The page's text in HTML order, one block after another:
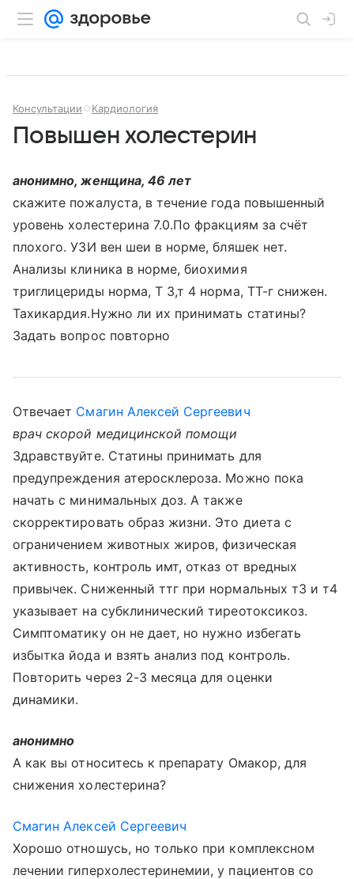
Консультации Кардиология
Повышен холестерин
анонимно, женщина, 46 лет
скажите пожалуста, в течение года повышенный
уровень холестерина 7.0.По фракциям за счёт
плохого. УЗИ вен шеи в норме, бляшек нет.
Анализы клиника в норме, биохимия
триглицериды норма, Т 3,т 4 норма, ТТ-г снижен.
Тахикардия.Нужно ли их принимать статины?
Задать вопрос повторно
Отвечает Смагин Алексей Сергеевич
врач скорой медицинской помощи
Здравствуйте. Статины принимать для
предупреждения атеросклероза. Можно пока
начать с минимальных доз. А также
скорректировать образ жизни. Это диета с
ограничением животных жиров, физическая
активность, контроль имт, отказ от вредных
привычек. Сниженный ттг при нормальных т3 и т4
указывает на субклинический тиреотоксикоз.
Симптоматику он не дает, но нужно избегать
избытка йода и взять анализ под контроль.
Повторить через 2-3 месяца для оценки
динамики.
анонимно
А как вы относитесь к препарату Омакор, для
снижения холестерина?
Смагин Алексей Сергеевич
Хорошо отношусь, но только при комплексном
лечении гиперхолестеринемии, у пациентов со